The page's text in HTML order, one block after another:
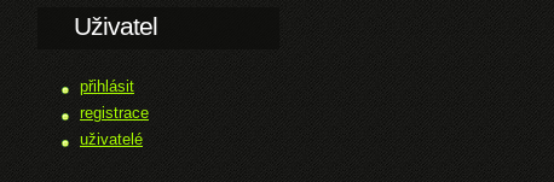
Uživatel
přihlásit
registrace
uživatelé